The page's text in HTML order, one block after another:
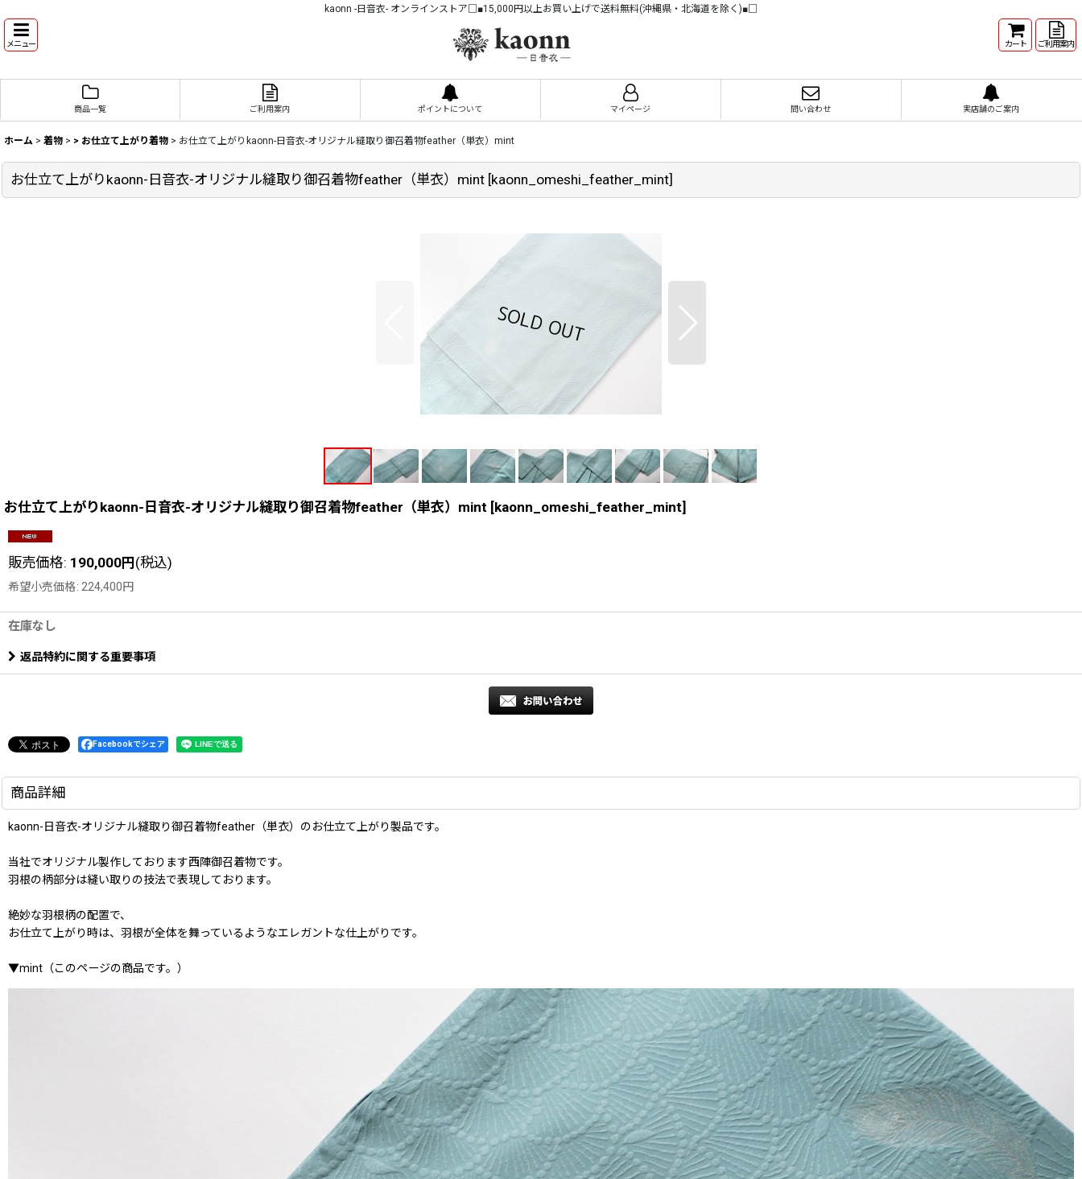
kaonn -日音衣- オンラインストア□■15,000円以上お買い上げで送料無料(沖縄県・北海道を除く)■□
メニュー カート ご利用案内
商品一覧 ご利用案内 ポイントについて マイページ 問い合わせ 実店舗のご案内
ホーム > 着物 > > お仕立て上がり着物 > お仕立て上がりkaonn-日音衣-オリジナル縫取り御召着物feather（単衣）mint
お仕立て上がりkaonn-日音衣-オリジナル縫取り御召着物feather（単衣）mint [kaonn_omeshi_feather_mint]
お仕立て上がりkaonn-日音衣-オリジナル縫取り御召着物feather（単衣）mint [kaonn_omeshi_feather_mint]
販売価格: 190,000円(税込)
希望小売価格: 224,400円
在庫なし
返品特約に関する重要事項
Facebookでシェア
商品詳細
kaonn-日音衣-オリジナル縫取り御召着物feather（単衣）のお仕立て上がり製品です。
当社でオリジナル製作しております西陣御召着物です。
羽根の柄部分は縫い取りの技法で表現しております。
絶妙な羽根柄の配置で、
お仕立て上がり時は、羽根が全体を舞っているようなエレガントな仕上がりです。
▼mint（このページの商品です。）